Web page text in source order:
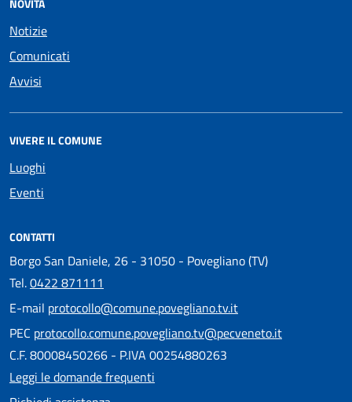
Notizie
Comunicati
Avvisi
VIVERE IL COMUNE
Luoghi
Eventi
CONTATTI
Borgo San Daniele, 26 - 31050 - Povegliano (TV)
Tel.0422 871111
E-mail protocollo@comune.povegliano.tv.it
PEC protocollo.comune.povegliano.tv@pecveneto.it
C.F. 80008450266 - P.IVA 00254880263
Leggi le domande frequenti